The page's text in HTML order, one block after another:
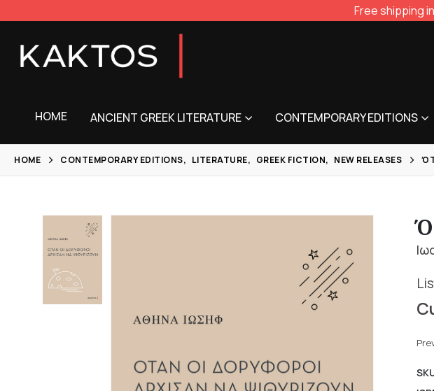
Free shipping
HOME ANCIENT GREEK LITERATURE CONTEMPORARY EDITIONS
HOME CONTEMPORARY EDITIONS, LITERATURE, GREEK FICTION, NEW RELEASES